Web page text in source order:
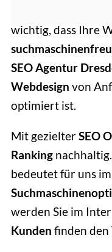
wichtig, dass Ihre
SEO Agentur
Webdesign von
optimiert ist.
Mit gezielterSEO
Ranking nachhaltig.
bedeutet für uns
werden Sie im
Kunden finden den